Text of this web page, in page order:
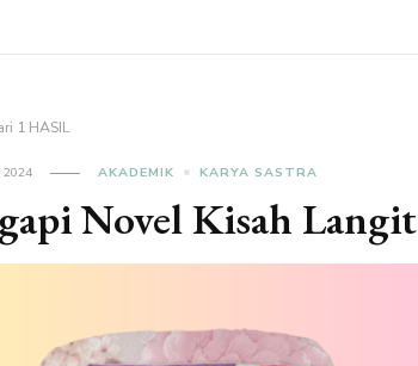
1 HASIL
2024 AKADEMIK KARYA SASTRA
Novel Kisah Langit